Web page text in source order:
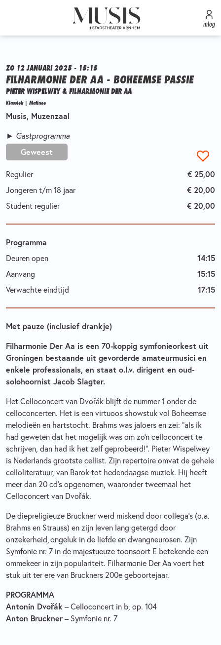
inlog
Filharmonie Der Aa is een 70-koppig symfonieorkest uit
Groningen bestaande uit gevorderde amateurmusici en
enkele professionals, en staat o.l.v. dirigent en oud-
solohoornist Jacob Slagter.
Het Celloconcert van Dvořák blijft de nummer 1 onder de
celloconcerten. Het is een virtuoos showstuk vol Boheemse
melodieën en hartstocht. Brahms was jaloers en zei: “als ik
had geweten dat het mogelijk was om zo’n celloconcert te
schrijven, dan had ik het zelf geprobeerd!”. Pieter Wispelwey
is Nederlands grootste cellist. Zijn repertoire omvat de gehele
celloliteratuur, van Barok tot hedendaagse muziek. Hij heeft
meer dan 20 cd’s opgenomen, waaronder tweemaal het
Celloconcert van Dvořák.
De diepreligieuze Bruckner werd miskend door collega's (o.a.
Brahms en Strauss) en zijn leven lang getergd door
onzekerheid, ongeluk in de liefde en dwangneurosen. Zijn
Symfonie nr. 7 in de majestueuze toonsoort E betekende een
ommekeer in zijn populariteit. Filharmonie Der Aa voert het
stuk uit ter ere van Bruckners 200e geboortejaar.
PROGRAMMA
Antonín Dvořák – Celloconcert in b, op. 104
Anton Bruckner – Symfonie nr. 7
ZO 12 JANUARI 2025 - 15:15
FILHARMONIE DER AA - BOHEEMSE PASSIE
PIETER WISPELWEY & FILHARMONIE DER AA
Klassiek | Matinee
Musis, Muzenzaal
► Gastprogramma
Geweest
Regulier € 25,00
Jongeren t/m 18 jaar € 20,00
Student regulier € 20,00
Programma
Deuren open
Aanvang
Verwachte eindtijd
14:15
15:15
17:15
Met pauze (inclusief drankje)